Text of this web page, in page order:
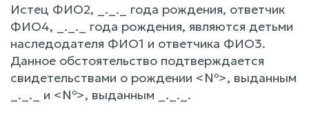
Истец ФИО2, _._._ года рождения, ответчик
ФИО4, _._._ года рождения, являются детьми
наследодателя ФИО1 и ответчика ФИО3.
Данное обстоятельство подтверждается
свидетельствами о рождении <№>, выданным
_._._ и <№>, выданным _._._.